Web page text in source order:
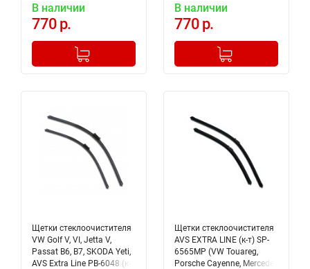
В наличии
770 р.
+
Добавлено в корзину
В наличии
770 р.
+
Добавлено в корзину
Щетки стеклоочистителя
VW Golf V, VI, Jetta V,
Passat B6, B7, SKODA Yeti,
AVS Extra Line PB-6048 (к-
Щетки стеклоочистителя
AVS EXTRA LINE (к-т) SP-
6565MP (VW Touareg,
Porsche Cayenne, Mercedes